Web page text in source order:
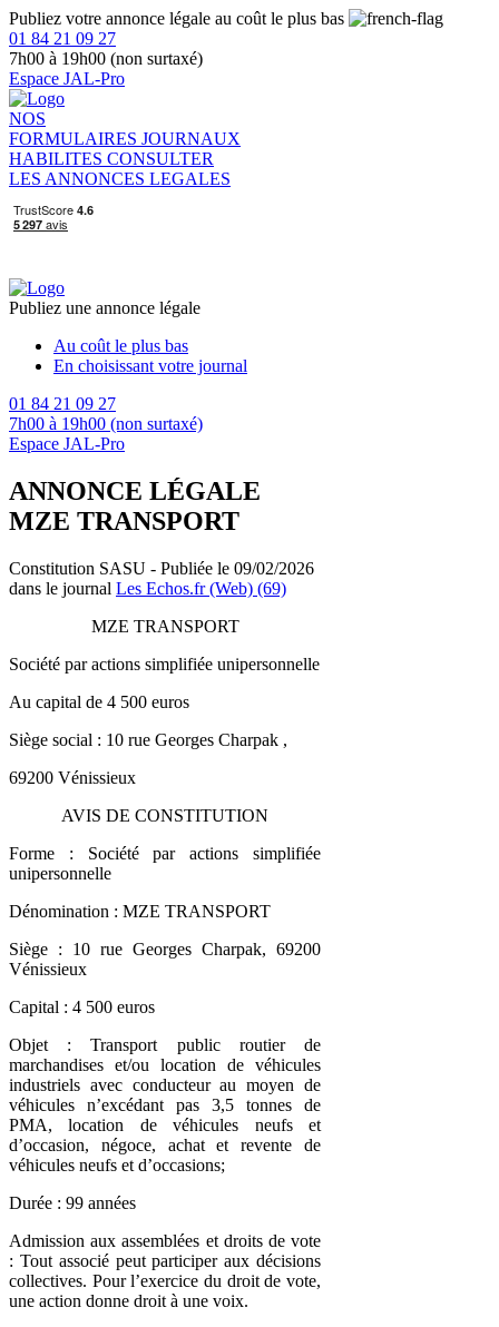
Publiez votre annonce légale au coût le plus bas
01 84 21 09 27
7h00 à 19h00 (non surtaxé)
Espace JAL-Pro
NOS
FORMULAIRES JOURNAUX
HABILITES CONSULTER
LES ANNONCES LEGALES
Publiez une annonce légale
Au coût le plus bas
En choisissant votre journal
01 84 21 09 27
7h00 à 19h00 (non surtaxé)
Espace JAL-Pro
ANNONCE LÉGALE
MZE TRANSPORT
Constitution SASU - Publiée le 09/02/2026
dans le journal Les Echos.fr (Web) (69)
MZE TRANSPORT
Société par actions simplifiée unipersonnelle
Au capital de 4 500 euros
Siège social : 10 rue Georges Charpak ,
69200 Vénissieux
AVIS DE CONSTITUTION
Forme : Société par actions simplifiée
unipersonnelle
Dénomination : MZE TRANSPORT
Siège : 10 rue Georges Charpak, 69200
Vénissieux
Capital : 4 500 euros
Objet : Transport public routier de
marchandises et/ou location de véhicules
industriels avec conducteur au moyen de
véhicules n’excédant pas 3,5 tonnes de
PMA, location de véhicules neufs et
d’occasion, négoce, achat et revente de
véhicules neufs et d’occasions;
Durée : 99 années
Admission aux assemblées et droits de vote
: Tout associé peut participer aux décisions
collectives. Pour l’exercice du droit de vote,
une action donne droit à une voix.